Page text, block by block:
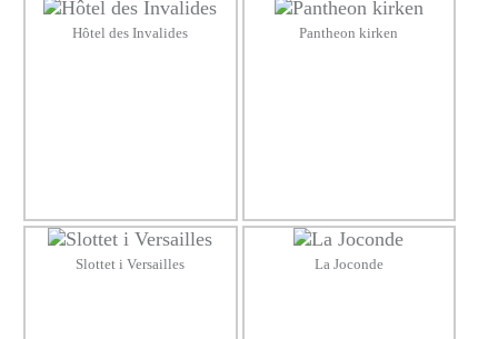
Hôtel des Invalides Pantheon kirken
Slottet i Versailles La Joconde